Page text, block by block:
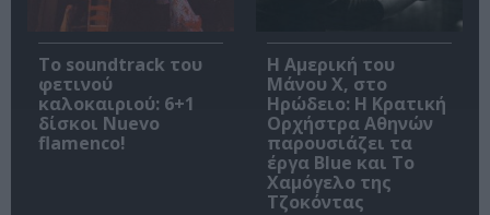
Το soundtrack του
φετινού
καλοκαιριού: 6+1
δίσκοι Nuevo
flamenco!
Η Αμερική του
Μάνου Χ, στο
Ηρώδειο: Η Κρατική
Ορχήστρα Αθηνών
παρουσιάζει τα
έργα Blue και Το
Χαμόγελο της
Τζοκόντας